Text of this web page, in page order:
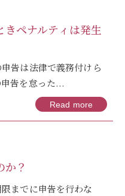
ペナルティは発生
告は法律で義務付けら
告を怠った...
Read more
？
までに申告を行わな